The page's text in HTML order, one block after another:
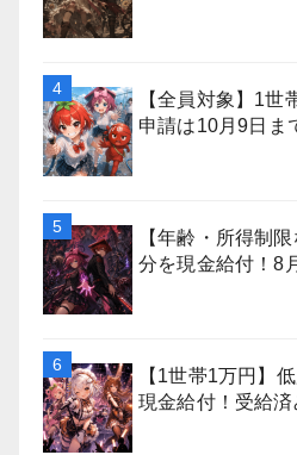
【全員対象】1世
申請は10月9日ま
【年齢・所得制
分を現金給付！8
【1世帯1万円】
現金給付！受給